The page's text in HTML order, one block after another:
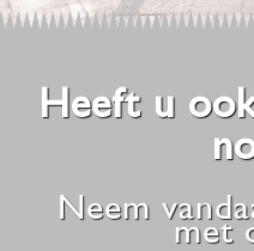
Heeft u
Neem
met